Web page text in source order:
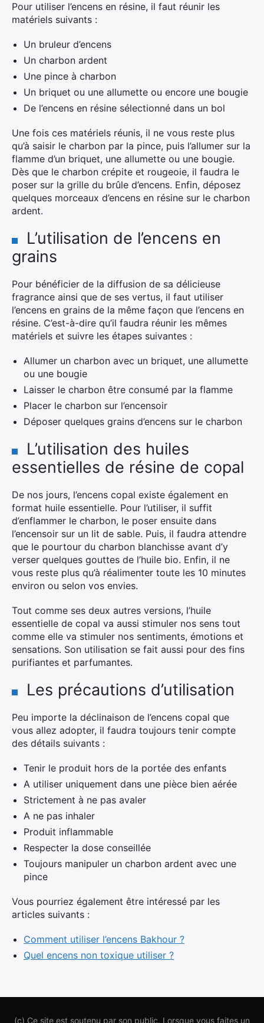
Pour utiliser l’encens en résine, il faut réunir les
matériels suivants :
Un bruleur d’encens
Un charbon ardent
Une pince à charbon
Un briquet ou une allumette ou encore une bougie
De l’encens en résine sélectionné dans un bol
Une fois ces matériels réunis, il ne vous reste plus
qu’à saisir le charbon par la pince, puis l’allumer sur la
flamme d’un briquet, une allumette ou une bougie.
Dès que le charbon crépite et rougeoie, il faudra le
poser sur la grille du brûle d’encens. Enfin, déposez
quelques morceaux d’encens en résine sur le charbon
ardent.
L’utilisation de l’encens en
grains
Pour bénéficier de la diffusion de sa délicieuse
fragrance ainsi que de ses vertus, il faut utiliser
l’encens en grains de la même façon que l’encens en
résine. C’est-à-dire qu’il faudra réunir les mêmes
matériels et suivre les étapes suivantes :
Allumer un charbon avec un briquet, une allumette
ou une bougie
Laisser le charbon être consumé par la flamme
Placer le charbon sur l’encensoir
Déposer quelques grains d’encens sur le charbon
L’utilisation des huiles
essentielles de résine de copal
De nos jours, l’encens copal existe également en
format huile essentielle. Pour l’utiliser, il suffit
d’enflammer le charbon, le poser ensuite dans
l’encensoir sur un lit de sable. Puis, il faudra attendre
que le pourtour du charbon blanchisse avant d’y
verser quelques gouttes de l’huile bio. Enfin, il ne
vous reste plus qu’à réalimenter toute les 10 minutes
environ ou selon vos envies.
Tout comme ses deux autres versions, l’huile
essentielle de copal va aussi stimuler nos sens tout
comme elle va stimuler nos sentiments, émotions et
sensations. Son utilisation se fait aussi pour des fins
purifiantes et parfumantes.
Les précautions d’utilisation
Peu importe la déclinaison de l’encens copal que
vous allez adopter, il faudra toujours tenir compte
des détails suivants :
Tenir le produit hors de la portée des enfants
A utiliser uniquement dans une pièce bien aérée
Strictement à ne pas avaler
A ne pas inhaler
Produit inflammable
Respecter la dose conseillée
Toujours manipuler un charbon ardent avec une
pince
Vous pourriez également être intéressé par les
articles suivants :
Comment utiliser l’encens Bakhour ?
Quel encens non toxique utiliser ?
(c) Ce site est soutenu par son public. Lorsque vous faites un
: